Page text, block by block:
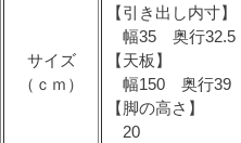
サイズ
（ｃｍ）
【引き出し内寸】
幅35 奥行32.5
【天板】
幅150 奥行39
【脚の高さ】
20